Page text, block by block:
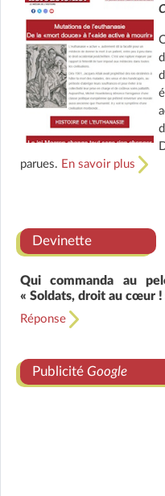
parues. En savoir plus
Devinette
Qui commanda au
« Soldats, droit au cœur !
Réponse
Publicité Google